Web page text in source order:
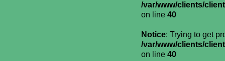
/var/www/clients/
on line 40
Notice: Trying to get
/var/www/clients/
on line 40